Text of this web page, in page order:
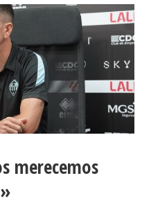
merecemos